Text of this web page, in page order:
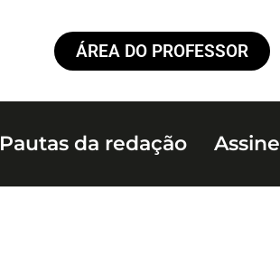
ÁREA DO PROFESSOR
Pautas da redação Assine